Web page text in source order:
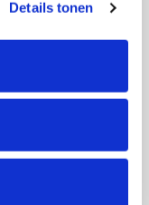
wijzigen of
de pagina. De
“details”.
Details tonen